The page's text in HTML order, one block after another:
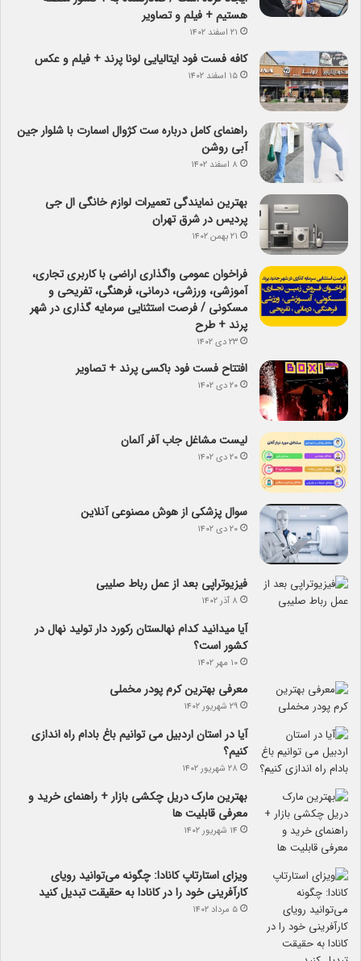
هستیم + فیلم و تصاویر
۲۱ اسفند ۱۴۰۲
کافه فست فود ایتالیایی لونا پرند + فیلم و عکس
۱۵ اسفند ۱۴۰۲
راهنمای کامل درباره ست کژوال اسمارت با شلوار جین
آبی روشن
۸ اسفند ۱۴۰۲
بهترین نمایندگی تعمیرات لوازم خانگی ال جی
پردیس در شرق تهران
۲۱ بهمن ۱۴۰۲
فراخوان عمومی واگذاری اراضی با کاربری تجاری،
آموزشی، ورزشی، درمانی، فرهنگی، تفریحی و
مسکونی / فرصت استثنایی سرمایه گذاری در شهر
پرند + طرح
۲۳ دی ۱۴۰۲
افتتاح فست فود باکسی پرند + تصاویر
۲۰ دی ۱۴۰۲
لیست مشاغل جاب آفر آلمان
۲۰ دی ۱۴۰۲
سوال پزشکی از هوش مصنوعی آنلاین
۲۰ دی ۱۴۰۲
فیزیوتراپی بعد از عمل رباط صلیبی
۸ آذر ۱۴۰۲
آیا می­دانید کدام نهالستان رکورد دار تولید نهال­ در
کشور است؟
۱۰ مهر ۱۴۰۲
معرفی بهترین کرم پودر مخملی
۲۹ شهریور ۱۴۰۲
آیا در استان اردبیل می توانیم باغ بادام راه اندازی
کنیم؟
۲۸ شهریور ۱۴۰۲
بهترین مارک دریل چکشی بازار + راهنمای خرید و
معرفی قابلیت ها
۱۴ شهریور ۱۴۰۲
ویزای استارتاپ کانادا: چگونه می‌توانید رویای
کارآفرینی خود را در کانادا به حقیقت تبدیل کنید
۵ مرداد ۱۴۰۲